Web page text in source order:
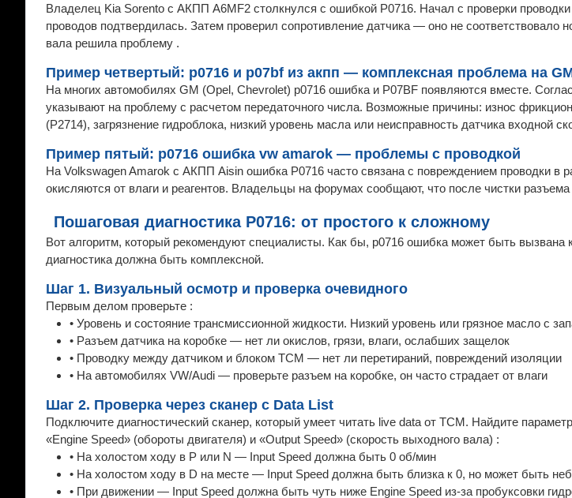
Владелец Kia Sorento с АКПП A6MF2 столкнулся с ошибкой P0716. Начал с проверки
проводов подтвердилась. Затем проверил сопротивление датчика — оно не соответствовало
вала решила проблему .
Пример четвертый: p0716 и p07bf из акпп — комплексная проблема на
На многих автомобилях GM (Opel, Chevrolet) p0716 ошибка и P07BF появляются вместе.
указывают на проблему с расчетом передаточного числа. Возможные причины: износ
(P2714), загрязнение гидроблока, низкий уровень масла или неисправность датчика входной
Пример пятый: p0716 ошибка vw amarok — проблемы с проводкой
На Volkswagen Amarok с АКПП Aisin ошибка P0716 часто связана с повреждением проводки в
окисляются от влаги и реагентов. Владельцы на форумах сообщают, что после чистки
Пошаговая диагностика P0716: от простого к сложному
Вот алгоритм, который рекомендуют специалисты. Как бы, p0716 ошибка может быть вызвана
диагностика должна быть комплексной.
Шаг 1. Визуальный осмотр и проверка очевидного
Первым делом проверьте :
• Уровень и состояние трансмиссионной жидкости. Низкий уровень или грязное масло с
• Разъем датчика на коробке — нет ли окислов, грязи, влаги, ослабших защелок
• Проводку между датчиком и блоком TCM — нет ли перетираний, повреждений изоляции
• На автомобилях VW/Audi — проверьте разъем на коробке, он часто страдает от влаги
Шаг 2. Проверка через сканер с Data List
Подключите диагностический сканер, который умеет читать live data от TCM. Найдите
«Engine Speed» (обороты двигателя) и «Output Speed» (скорость выходного вала) :
• На холостом ходу в P или N — Input Speed должна быть 0 об/мин
• На холостом ходу в D на месте — Input Speed должна быть близка к 0, но может быть
• При движении — Input Speed должна быть чуть ниже Engine Speed из-за пробуксовки